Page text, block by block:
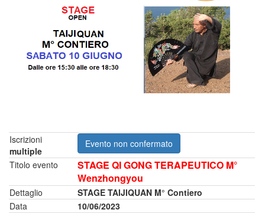
Iscrizioni
multiple
Evento non confermato
Titolo evento
STAGE QI GONG TERAPEUTICO M°
Wenzhongyou
Dettaglio
STAGE TAIJIQUAN M° Contiero
Data
10/06/2023